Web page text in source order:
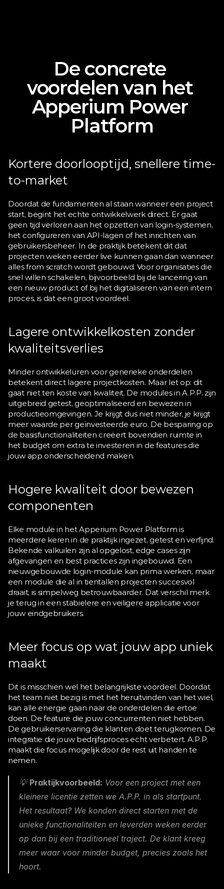
De concrete
voordelen van het
Apperium Power
Platform
Kortere doorlooptijd, snellere time-
to-market
Doordat de fundamenten al staan wanneer een project
start, begint het echte ontwikkelwerk direct. Er gaat
geen tijd verloren aan het opzetten van login-systemen,
het configureren van API-lagen of het inrichten van
gebruikersbeheer. In de praktijk betekent dit dat
projecten weken eerder live kunnen gaan dan wanneer
alles from scratch wordt gebouwd. Voor organisaties die
snel willen schakelen, bijvoorbeeld bij de lancering van
een nieuw product of bij het digitaliseren van een intern
proces, is dat een groot voordeel.
Lagere ontwikkelkosten zonder
kwaliteitsverlies
Minder ontwikkeluren voor generieke onderdelen
betekent direct lagere projectkosten. Maar let op: dit
gaat niet ten koste van kwaliteit. De modules in A.P.P. zijn
uitgebreid getest, geoptimaliseerd en bewezen in
productieomgevingen. Je krijgt dus niet minder, je krijgt
meer waarde per geïnvesteerde euro. De besparing op
de basisfunctionaliteiten creëert bovendien ruimte in
het budget om extra te investeren in de features die
jouw app onderscheidend maken.
Hogere kwaliteit door bewezen
componenten
Elke module in het Apperium Power Platform is
meerdere keren in de praktijk ingezet, getest en verfijnd.
Bekende valkuilen zijn al opgelost, edge cases zijn
afgevangen en best practices zijn ingebouwd. Een
nieuwgebouwde login-module kan prima werken, maar
een module die al in tientallen projecten succesvol
draait, is simpelweg betrouwbaarder. Dat verschil merk
je terug in een stabielere en veiligere applicatie voor
jouw eindgebruikers.
Meer focus op wat jouw app uniek
maakt
Dit is misschien wel het belangrijkste voordeel. Doordat
het team niet bezig is met het heruitvinden van het wiel,
kan alle energie gaan naar de onderdelen die ertoe
doen. De feature die jouw concurrenten niet hebben.
De gebruikerservaring die klanten doet terugkomen. De
integratie die jouw bedrijfsproces echt verbetert. A.P.P.
maakt die focus mogelijk door de rest uit handen te
nemen.
💡 Praktijkvoorbeeld: Voor een project met een
kleinere licentie zetten we A.P.P. in als startpunt.
Het resultaat? We konden direct starten met de
unieke functionaliteiten en leverden weken eerder
op dan bij een traditioneel traject. De klant kreeg
meer waar voor minder budget, precies zoals het
hoort.